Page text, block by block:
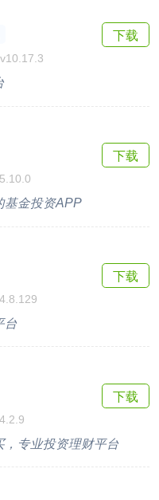
v10.17.3
下载
基金投资APP
下载
台
下载
，专业投资理财平台
下载